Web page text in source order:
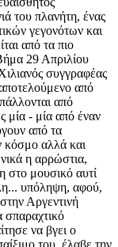
του πλανήτη, ένας
γεγονότων και
από τα πιο
29 Απριλίου
συγγραφέας
από
από
μία - μία από έναν
από τα
κόσμο αλλά και
η αρρώστια,
στο μουσικό αυτί
υπόληψη, αφού,
Αργεντινή
σπαραχτικό
να βγει ο